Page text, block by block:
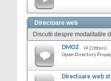
Directoare web
Discutii despre modalitatile
DMOZ
(4 Cititori)
Open Directory
Directoare web